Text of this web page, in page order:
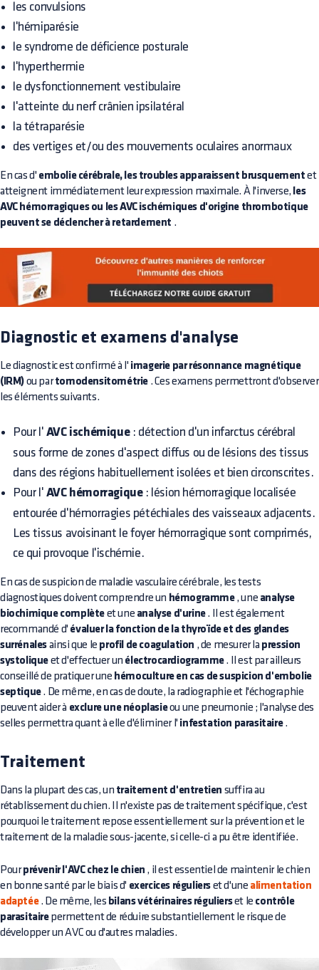
les convulsions
l'hémiparésie
le syndrome de déficience posturale
l'hyperthermie
le dysfonctionnement vestibulaire
l'atteinte du nerf crânien ipsilatéral
la tétraparésie
des vertiges et/ou des mouvements oculaires anormaux
En cas d' embolie cérébrale, les troubles apparaissent brusquement et
atteignent immédiatement leur expression maximale. À l'inverse, les
AVC hémorragiques ou les AVC ischémiques d'origine thrombotique
peuvent se déclencher à retardement .
Diagnostic et examens d'analyse
Le diagnostic est confirmé à l' imagerie par résonnance magnétique
(IRM) ou partomodensitométrie . Ces examens permettront d'observer
les éléments suivants.
Pour l' AVC ischémique: détection d'un infarctus cérébral
sous forme de zones d'aspect diffus ou de lésions des tissus
dans des régions habituellement isolées et bien circonscrites.
Pour l' AVC hémorragique: lésion hémorragique localisée
entourée d'hémorragies pétéchiales des vaisseaux adjacents.
Les tissus avoisinant le foyer hémorragique sont comprimés,
ce qui provoque l'ischémie.
En cas de suspicion de maladie vasculaire cérébrale, les tests
diagnostiques doivent comprendre un hémogramme, une analyse
biochimique complète et une analyse d'urine. Il est également
recommandé d' évaluer la fonction de la thyroïde et des glandes
surrénales ainsi que le profil de coagulation , de mesurer la pression
systolique et d'effectuer un électrocardiogramme. Il est par ailleurs
conseillé de pratiquer une hémoculture en cas de suspicion d'embolie
septique. De même, en cas de doute, la radiographie et l'échographie
peuvent aider à exclure une néoplasieou une pneumonie ; l'analyse des
selles permettra quant à elle d'éliminer l' infestation parasitaire.
Traitement
Dans la plupart des cas, un traitement d'entretien suffira au
rétablissement du chien. Il n'existe pas de traitement spécifique, c'est
pourquoi le traitement repose essentiellement sur la prévention et le
traitement de la maladie sous-jacente, si celle-ci a pu être identifiée.
Pourprévenir l'AVC chez le chien , il est essentiel de maintenir le chien
en bonne santé par le biais d' exercices réguliers et d'une alimentation
adaptée. De même, les bilans vétérinaires régulierset le contrôle
parasitairepermettent de réduire substantiellement le risque de
développer un AVC ou d'autres maladies.